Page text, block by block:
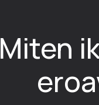
Miten